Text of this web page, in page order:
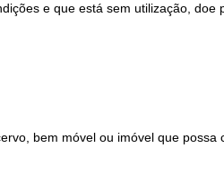
e que está sem utilização, doe
bem móvel ou imóvel que